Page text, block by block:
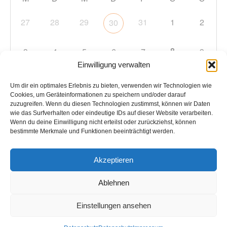
Einwilligung verwalten
Um dir ein optimales Erlebnis zu bieten, verwenden wir Technologien wie
Cookies, um Geräteinformationen zu speichern und/oder darauf
zuzugreifen. Wenn du diesen Technologien zustimmst, können wir Daten
wie das Surfverhalten oder eindeutige IDs auf dieser Website verarbeiten.
Wenn du deine Einwilligung nicht erteilst oder zurückziehst, können
bestimmte Merkmale und Funktionen beeinträchtigt werden.
Akzeptieren
Ablehnen
Einstellungen ansehen
27 28 29 30 31 1 2
3 4 5 6 7 8 9
10 11 12 13 14 15
17 18 19 20 21 22 23
31 1 2 3 4 5 6